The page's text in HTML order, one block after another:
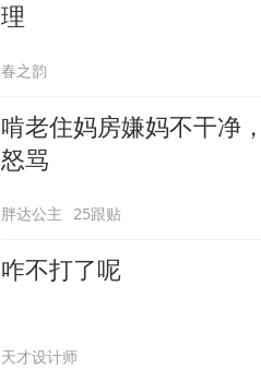
理
春之韵
啃老住妈房嫌妈不干净
怒骂
胖达公主 25跟贴
咋不打了呢
天才设计师